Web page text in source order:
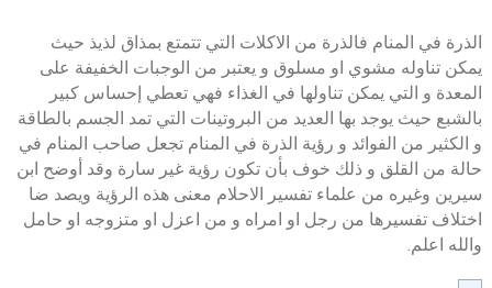
الذرة في المنام فالذرة من الاكلات التي تتمتع بمذاق لذيذ حيث
يمكن تناوله مشوي او مسلوق و يعتبر من الوجبات الخفيفة على
المعدة و التي يمكن تناولها في الغذاء فهي تعطي إحساس كبير
بالشبع حيث يوجد بها العديد من البروتينات التي تمد الجسم بالطاقة
و الكثير من الفوائد و رؤية الذرة في المنام تجعل صاحب المنام في
حالة من القلق و ذلك خوف بأن تكون رؤية غير سارة وقد أوضح ابن
سيرين وغيره من علماء تفسير الاحلام معنى هذه الرؤية ويصد ضا
اختلاف تفسيرها من رجل او امراه و من اعزل او متزوجه او حامل
والله اعلم.